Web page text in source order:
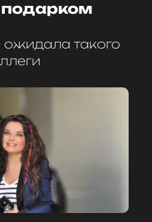
ожидала такого